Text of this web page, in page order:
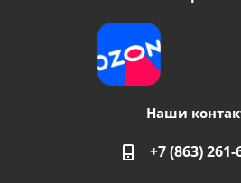
Наши
+7 (863) 261-